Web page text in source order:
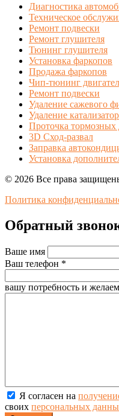
Диагностика
Техническое
Ремонт подвески
Ремонт глушителя
Тюнинг глушителя
Установка фаркопов
Продажа фаркопов
Чип-тюнинг
Ремонт подвески
Удаление сажевого
Удаление
Проточка тормозных
3D Сход-развал
Заправка
Установка
© 2026 Все права
Политика
Обратный
Ваше имя
Ваш телефон *
вашу потребность и
Я согласен на
своих персональных